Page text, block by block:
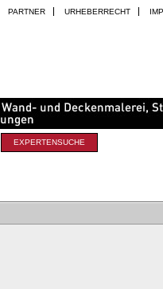
PARTNER URHEBERRECHT
EXPERTENSUCHE